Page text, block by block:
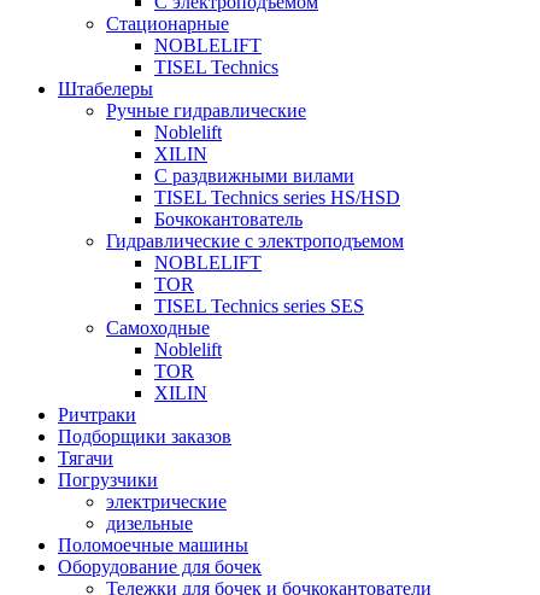
Стационарные
NOBLELIFT
TISEL Technics
Штабелеры
Ручные гидравлические
Noblelift
XILIN
С раздвижными вилами
TISEL Technics series HS/HSD
Бочкокантователь
Гидравлические с электроподъемом
NOBLELIFT
TOR
TISEL Technics series SES
Самоходные
Noblelift
TOR
XILIN
Ричтраки
Подборщики заказов
Тягачи
Погрузчики
электрические
дизельные
Поломоечные машины
Оборудование для бочек
Тележки для бочек и бочкокантователи